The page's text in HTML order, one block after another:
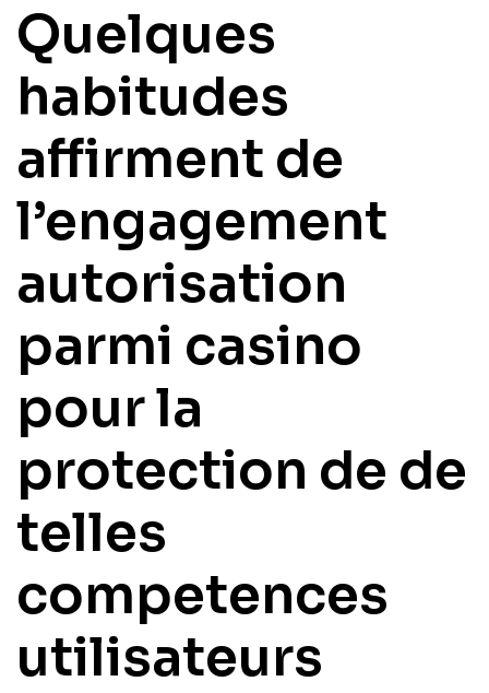
Quelques
habitudes
affirment de
l’engagement
autorisation
parmi casino
pour la
protection de de
telles
competences
utilisateurs